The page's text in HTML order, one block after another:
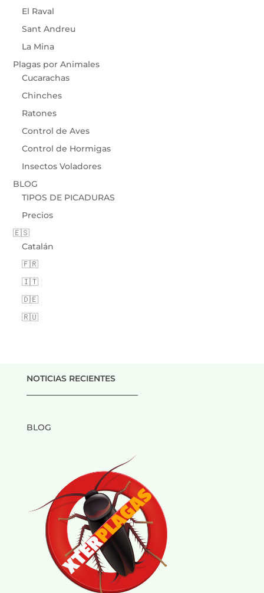
El Raval
Sant Andreu
La Mina
Plagas por Animales
Cucarachas
Chinches
Ratones
Control de Aves
Control de Hormigas
Insectos Voladores
BLOG
TIPOS DE PICADURAS
Precios
🇪🇸
Catalán
🇫🇷
🇮🇹
🇩🇪
🇷🇺
NOTICIAS RECIENTES
BLOG